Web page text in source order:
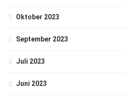
Oktober 2023
September 2023
Juli 2023
Juni 2023